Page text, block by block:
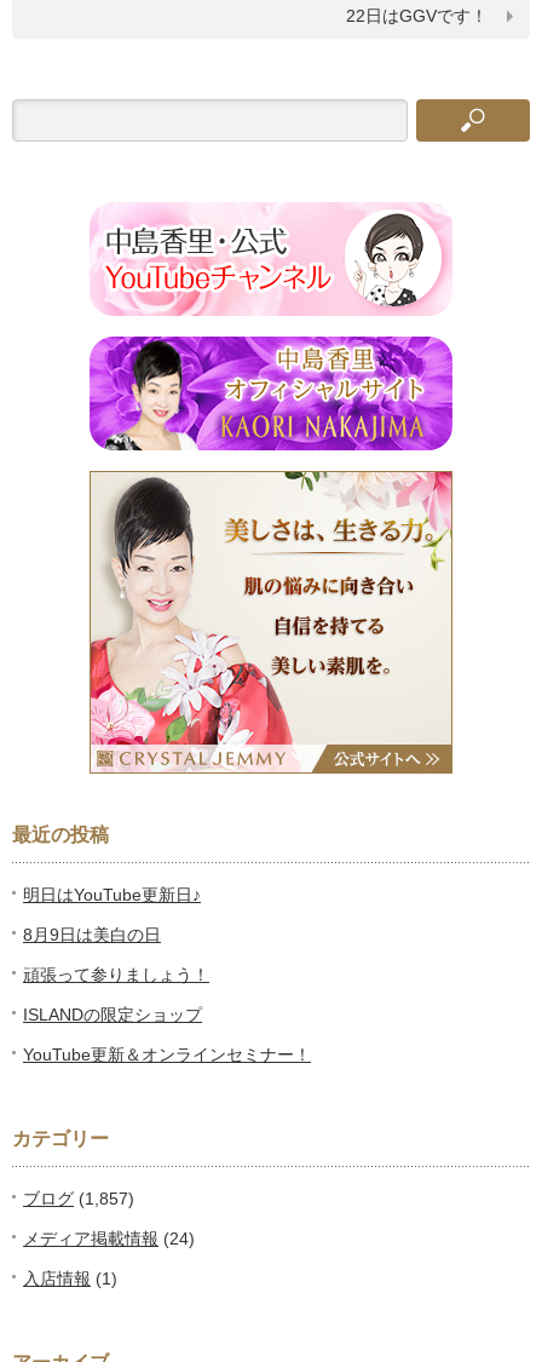
22日はGGVです！
最近の投稿
明日はYouTube更新日♪
8月9日は美白の日
頑張って参りましょう！
ISLANDの限定ショップ
YouTube更新＆オンラインセミナー！
カテゴリー
ブログ (1,857)
メディア掲載情報 (24)
入店情報 (1)